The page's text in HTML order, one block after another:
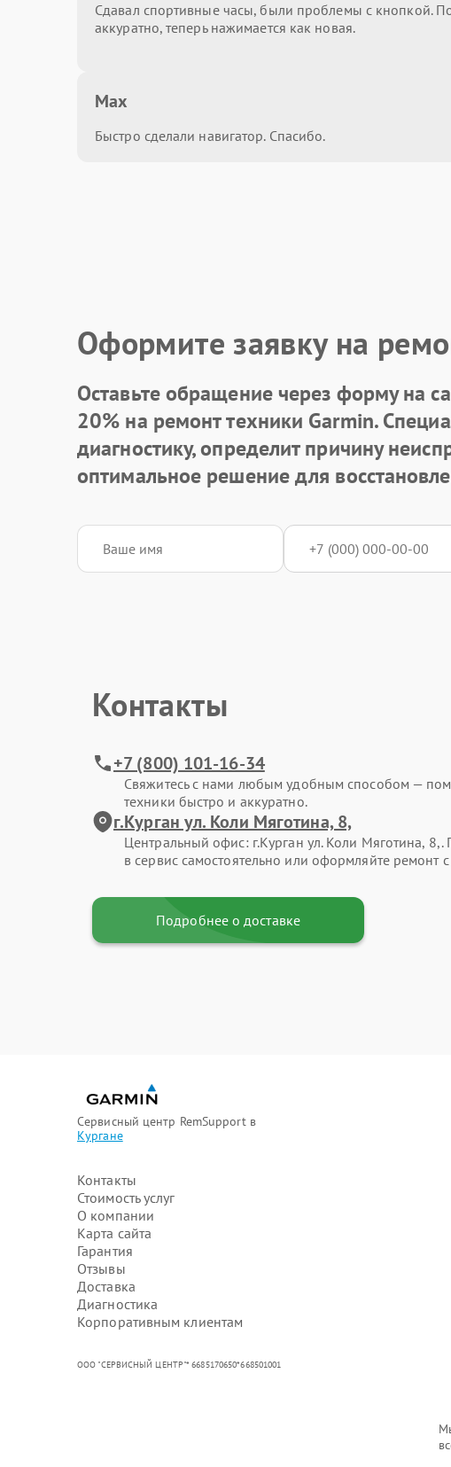
Сдавал спортивные часы, были проблемы с кнопкой.
аккуратно, теперь нажимается как новая.
Max
Быстро сделали навигатор. Спасибо.
Оформите заявку на
Оставьте обращение через форму на
20% на ремонт техники Garmin.
диагностику, определит причину
оптимальное решение для
Контакты
+7 (800) 101-16-34
Свяжитесь с нами любым удобным способом —
техники быстро и аккуратно.
г.Курган ул. Коли Мяготина, 8,
Центральный офис: г.Курган ул. Коли Мяготина, 8,.
в сервис самостоятельно или оформляйте ремонт
Подробнее о доставке
Сервисный центр RemSupport в
Кургане
Контакты
Стоимость услуг
О компании
Карта сайта
Гарантия
Отзывы
Доставка
Диагностика
Корпоративным клиентам
ООО "СЕРВИСНЫЙ ЦЕНТР"* 6685170650*668501001